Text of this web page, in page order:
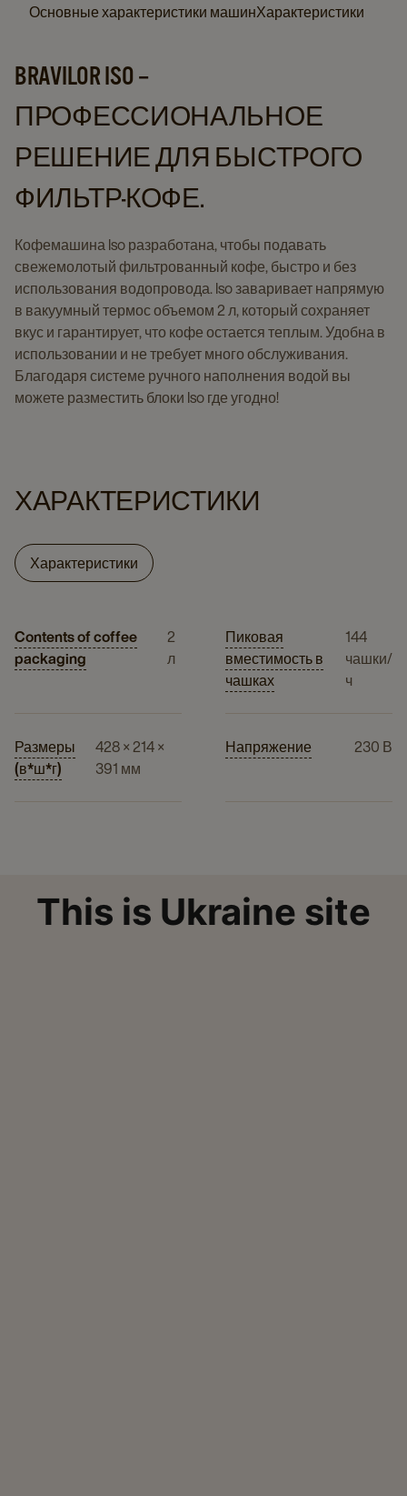
Основные характеристики машинХарактеристики
BRAVILOR ISO –
ПРОФЕССИОНАЛЬНОЕ
РЕШЕНИЕ ДЛЯ БЫСТРОГО
ФИЛЬТР-КОФЕ.
Кофемашина Iso разработана, чтобы подавать
свежемолотый фильтрованный кофе, быстро и без
использования водопровода. Iso заваривает напрямую
в вакуумный термос объемом 2 л, который сохраняет
вкус и гарантирует, что кофе остается теплым. Удобна в
использовании и не требует много обслуживания.
Благодаря системе ручного наполнения водой вы
можете разместить блоки Iso где угодно!
ХАРАКТЕРИСТИКИ
Характеристики
Contents of coffee
packaging
2
л
Пиковая
вместимость в
чашках
144
чашки/
ч
Размеры
(в*ш*г)
428 × 214 ×
391 мм
Напряжение 230 В
This is Ukraine site